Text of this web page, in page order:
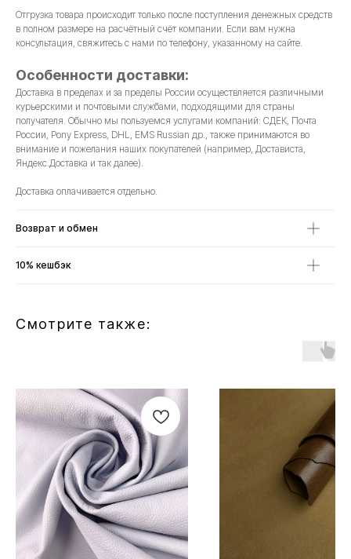
Отгрузка товара происходит только после поступления денежных средств
в полном размере на расчётный счёт компании. Если вам нужна
консультация, свяжитесь с нами по телефону, указанному на сайте.
Особенности доставки:
Доставка в пределах и за пределы России осуществляется различными
курьерскими и почтовыми службами, подходящими для страны
получателя. Обычно мы пользуемся услугами компаний: СДЕК, Почта
России, Pony Express, DHL, EMS Russian др., также принимаются во
внимание и пожелания наших покупателей (например, Достависта,
Яндекс.Доставка и так далее).
Доставка оплачивается отдельно.
Возврат и обмен
10% кешбэк
Смотрите также: